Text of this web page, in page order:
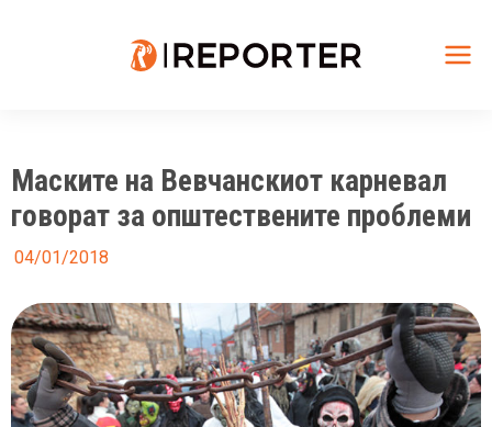
Маските на Вевчанскиот карневал
говорат за општествените проблеми
04/01/2018